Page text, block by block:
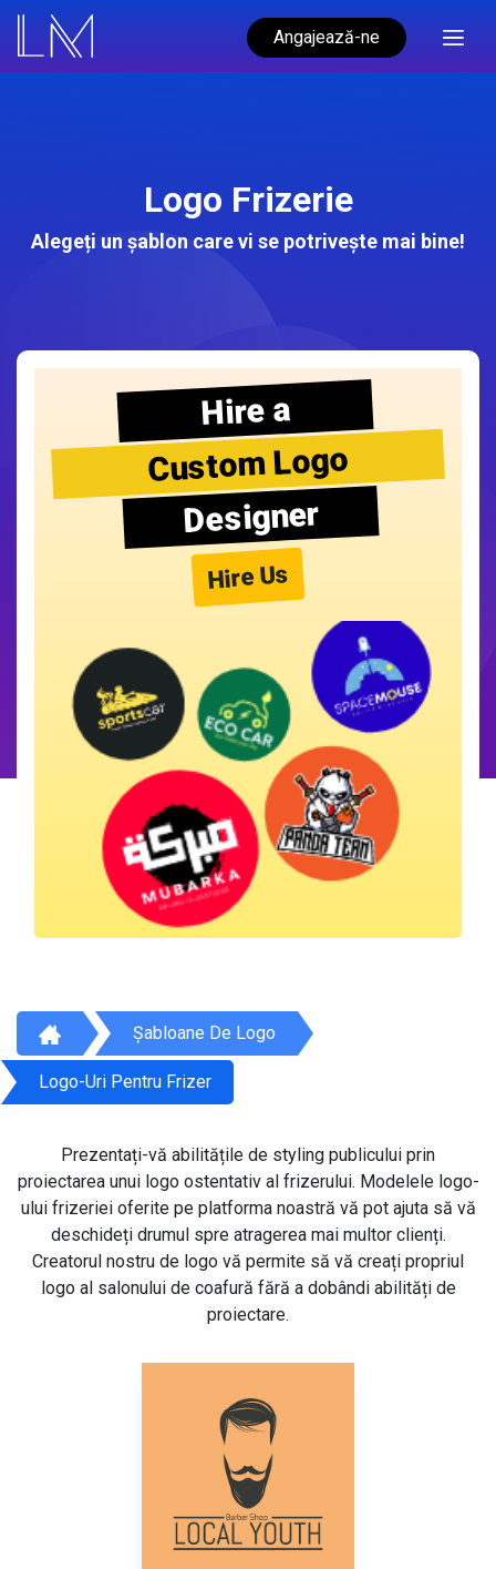
Angajează-ne
Logo Frizerie
Alegeți un șablon care vi se potrivește mai bine!
Hire a
Custom Logo
Designer
Hire Us
Șabloane De Logo
Logo-Uri Pentru Frizer
Prezentați-vă abilitățile de styling publicului prin
proiectarea unui logo ostentativ al frizerului. Modelele logo-
ului frizeriei oferite pe platforma noastră vă pot ajuta să vă
deschideți drumul spre atragerea mai multor clienți.
Creatorul nostru de logo vă permite să vă creați propriul
logo al salonului de coafură fără a dobândi abilități de
proiectare.